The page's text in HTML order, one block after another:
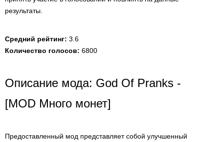
результаты.
Средний рейтинг: 3.6
Количество голосов: 6800
Описание мода: God Of Pranks -
[MOD Много монет]
Предоставленный мод представляет собой улучшенный